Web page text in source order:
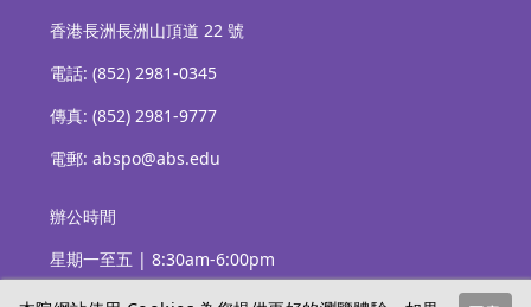
香港長洲長洲山頂道 22 號
電話: (852) 2981-0345
傳真: (852) 2981-9777
電郵: abspo@abs.edu
辦公時間
星期一至五 | 8:30am-6:00pm